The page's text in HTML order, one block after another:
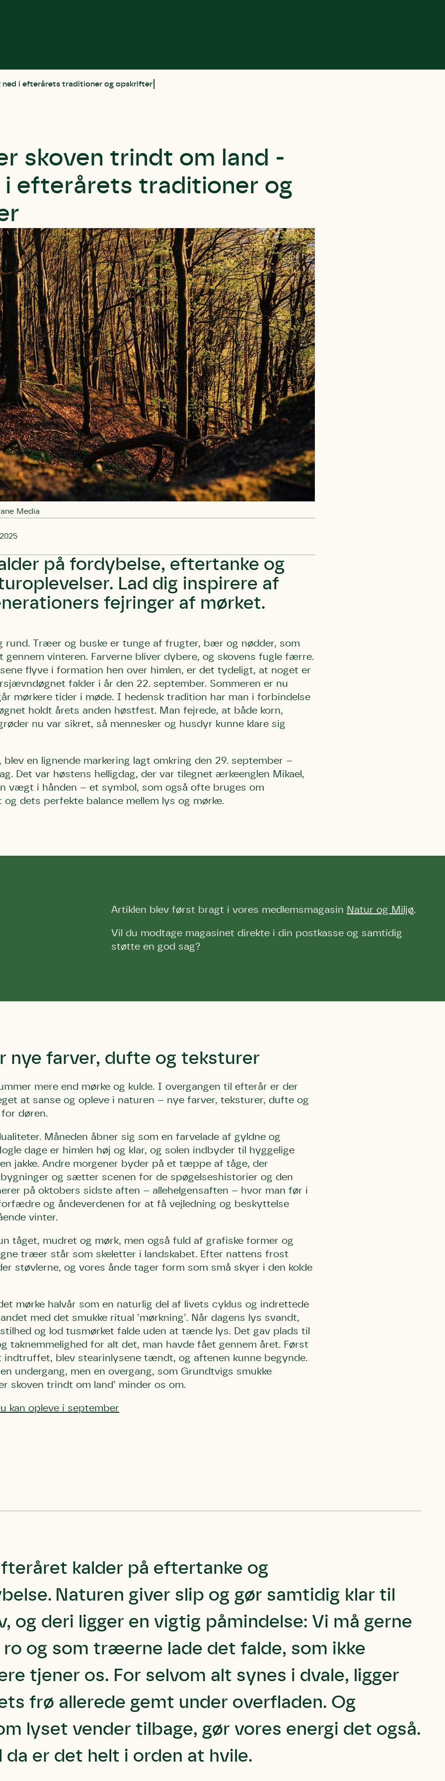
ned i efterårets traditioner og opskrifter
skoven trindt om land -
i efterårets traditioner og
Media
på fordybelse, eftertanke og
Lad dig inspirere af
fejringer af mørket.
rund. Træer og buske er tunge af frugter, bær og nødder, som
gennem vinteren. Farverne bliver dybere, og skovens fugle færre.
flyve i formation hen over himlen, er det tydeligt, at noget er
falder i år den 22. september. Sommeren er nu
mørkere tider i møde. I hedensk tradition har man i forbindelse
holdt årets anden høstfest. Man fejrede, at både korn,
nu var sikret, så mennesker og husdyr kunne klare sig
blev en lignende markering lagt omkring den 29. september –
Det var høstens helligdag, der var tilegnet ærkeenglen Mikael,
vægt i hånden – et symbol, som også ofte bruges om
dets perfekte balance mellem lys og mørke.
Artiklen blev først bragt i vores medlemsmagasin Natur og Miljø.
Vil du modtage magasinet direkte i din postkasse og samtidig
støtte en god sag?
nye farver, dufte og teksturer
mere end mørke og kulde. I overgangen til efterår er der
at sanse og opleve i naturen – nye farver, teksturer, dufte og
døren.
Måneden åbner sig som en farvelade af gyldne og
dage er himlen høj og klar, og solen indbyder til hyggelige
jakke. Andre morgener byder på et tæppe af tåge, der
og sætter scenen for de spøgelseshistorier og den
på oktobers sidste aften – allehelgensaften – hvor man før i
og åndeverdenen for at få vejledning og beskyttelse
vinter.
tåget, mudret og mørk, men også fuld af grafiske former og
træer står som skeletter i landskabet. Efter nattens frost
støvlerne, og vores ånde tager form som små skyer i den kolde
mørke halvår som en naturlig del af livets cyklus og indrettede
med det smukke ritual ’mørkning’. Når dagens lys svandt,
og lod tusmørket falde uden at tænde lys. Det gav plads til
taknemmelighed for alt det, man havde fået gennem året. Først
indtruffet, blev stearinlysene tændt, og aftenen kunne begynde.
undergang, men en overgang, som Grundtvigs smukke
skoven trindt om land’ minder os om.
kan opleve i september
kalder på eftertanke og
Naturen giver slip og gør samtidig klar til
og deri ligger en vigtig påmindelse: Vi må gerne
og som træerne lade det falde, som ikke
tjener os. For selvom alt synes i dvale, ligger
frø allerede gemt under overfladen. Og
lyset vender tilbage, gør vores energi det også.
er det helt i orden at hvile.
Danmarks Naturfredningsforening må
samt fremtidige underskriftindsamlinger
og andre støttemuligheder. Jeg kan til
enhver tid tilbagekalde dette samtykke
ved at kontakte persondata@dn.dk
humlebiarter.
– eller
som mange
afgrøder i din
Fornavn
Danmarks Naturfredningsforening må gerne kontakte
mig med nyt om sagen samt fremtidige
underskriftindsamlinger og andre støttemuligheder.
Jeg kan til enhver tid tilbagekalde dette samtykke ved
at kontakte persondata@dn.dk
Danmarks Naturfredningsforening må gerne
kontakte mig med nyt om sagen samt
fremtidige underskriftindsamlinger og andre
støttemuligheder. Jeg kan til enhver tid
tilbagekalde dette samtykke ved at kontakte
persondata@dn.dk